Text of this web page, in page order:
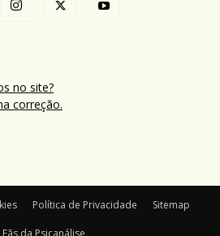
no site?
correção.
Política de Privacidade Sitemap